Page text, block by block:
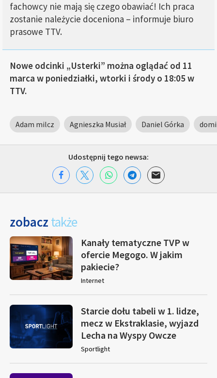
fachowcy nie mają się czego obawiać! Ich praca
zostanie należycie doceniona – informuje biuro
prasowe TTV.
Nowe odcinki „Usterki” można oglądać od 11
marca w poniedziałki, wtorki i środy o 18:05 w
TTV.
Adam milcz Agnieszka Musiał Daniel Górka
Udostępnij tego newsa:
zobacz także
Kanały tematyczne TVP w
ofercie Megogo. W jakim
pakiecie?
Internet
Starcie dołu tabeli w 1. lidze,
mecz w Ekstraklasie, wyjazd
Lecha na Wyspy Owcze
Sportlight